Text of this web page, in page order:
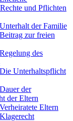
und Pflichten
der Familie
zur freien
des
Unterhaltspflicht
der
der Eltern
Eltern